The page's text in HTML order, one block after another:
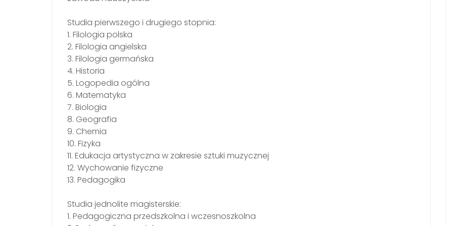
Studia pierwszego i drugiego stopnia:
1. Filologia polska
2. Filologia angielska
3. Filologia germańska
4. Historia
5. Logopedia ogólna
6. Matematyka
7. Biologia
8. Geografia
9. Chemia
10. Fizyka
11. Edukacja artystyczna w zakresie sztuki muzycznej
12. Wychowanie fizyczne
13. Pedagogika
Studia jednolite magisterskie:
1. Pedagogiczna przedszkolna i wczesnoszkolna